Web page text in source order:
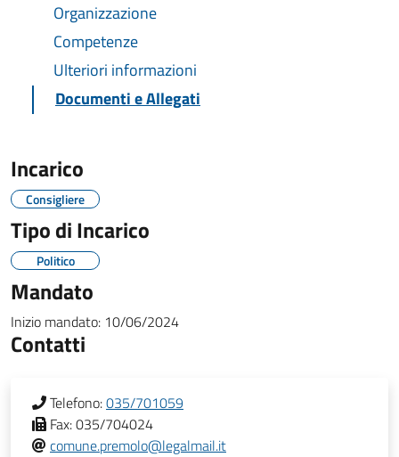
Organizzazione
Competenze
Ulteriori informazioni
Documenti e Allegati
Incarico
Consigliere
Tipo di Incarico
Politico
Mandato
Inizio mandato: 10/06/2024
Contatti
Telefono:035/701059
Fax:035/704024
comune.premolo@legalmail.it